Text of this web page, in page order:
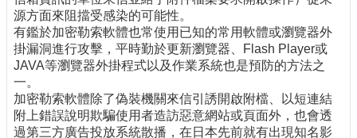
源方面來阻擋受感染的可能性。
有鑑於加密勒索軟體也常使用已知的常用軟體或瀏覽器外
掛漏洞進行攻擊，平時勤於更新瀏覽器、Flash Player或
JAVA等瀏覽器外掛程式以及作業系統也是預防的方法之
一。
加密勒索軟體除了偽裝機關來信引誘開啟附檔、以短連結
附上錯誤說明欺騙使用者造訪惡意網站或頁面外，也會透
過第三方廣告投放系統散播，在日本先前就有出現知名影